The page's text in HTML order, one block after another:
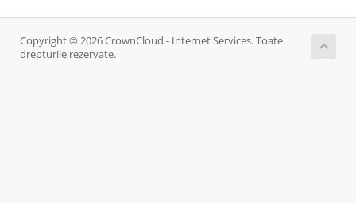
Copyright © 2026 CrownCloud - Internet Services. Toate
drepturile rezervate.